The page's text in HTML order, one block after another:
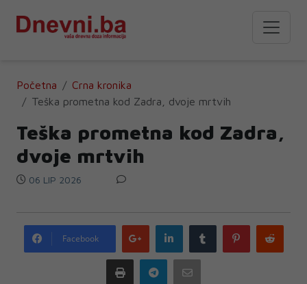
Početna
Crna kronika
Teška prometna kod Zadra, dvoje mrtvih
Teška prometna kod Zadra,
dvoje mrtvih
06 LIP 2026
Facebook
Google
plus
LinkedIn Tumblr Pinterest
Print Telegram